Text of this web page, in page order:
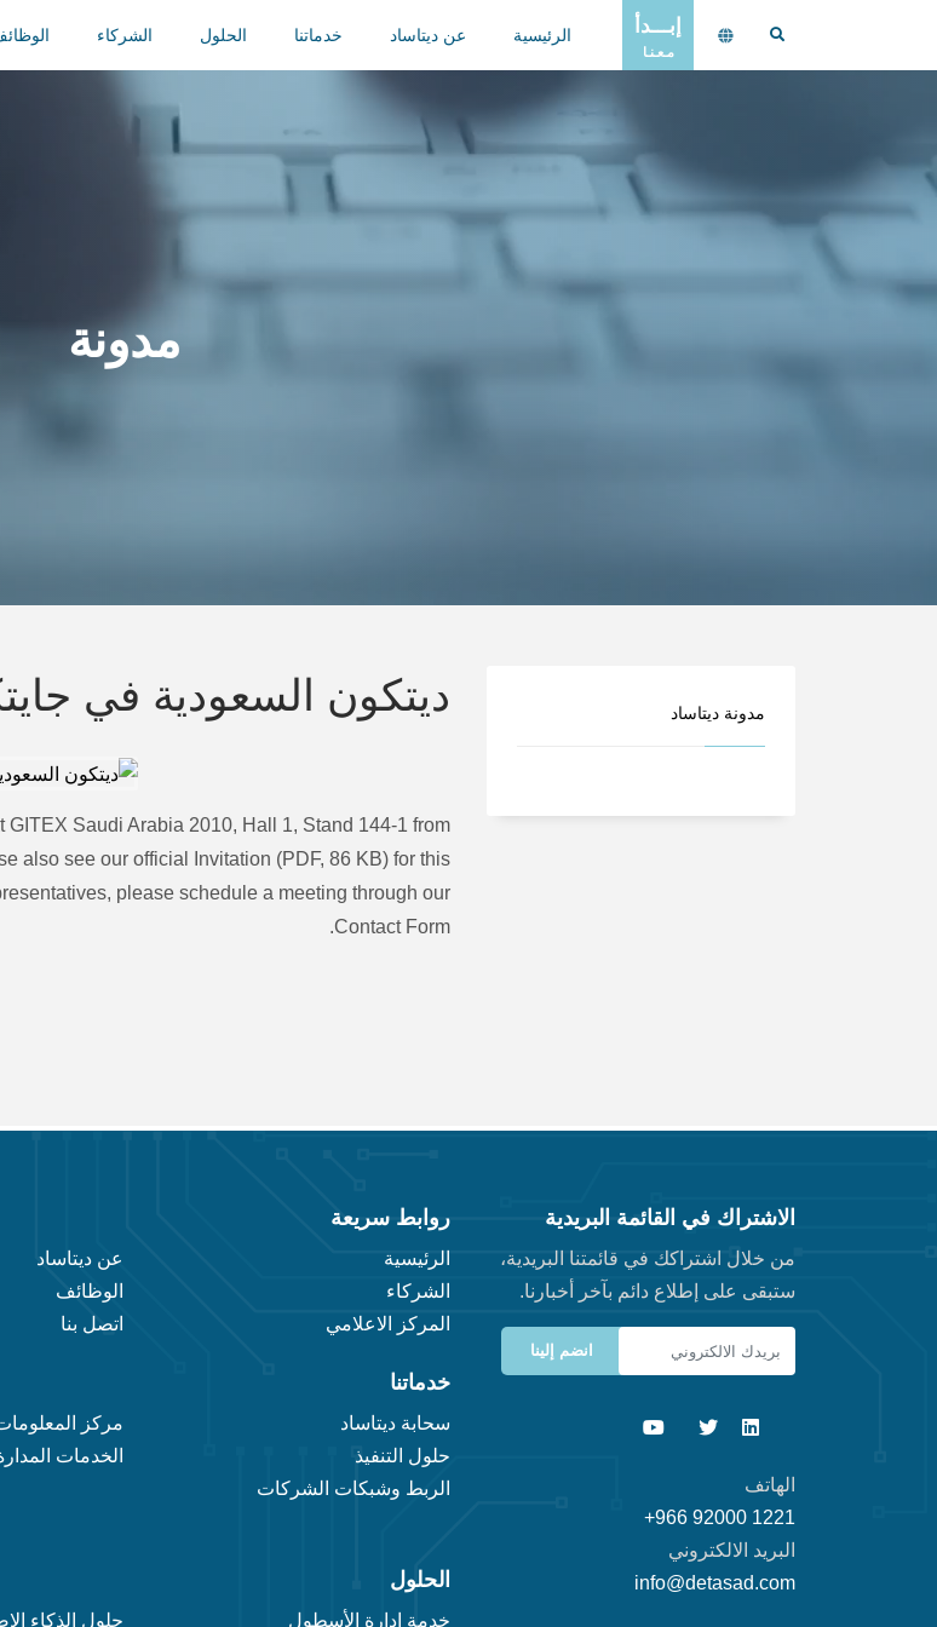
الرئيسية عن ديتاساد خدماتنا الحلول الشركاء إبـــدأ
مـعـنـا
مدونة
ديتكون السعودية في
Saudi Arabia 2010, Hall 1, Stand 144-1 from
also see our official Invitation (PDF, 86 KB) for this
please schedule a meeting through our
Contact Form.
مدونة ديتاساد
روابط سريعة
الرئيسية
عن ديتاساد
الشركاء
الوظائف
المركز الاعلامي
اتصل بنا
خدماتنا
سحابة ديتاساد
مركز
حلول التنفيذ
الخدمات
الربط وشبكات الشركات
الحلول
خدمة ادارة الأسطول‬‬ حلول الذكاء
الاشتراك في القائمة البريدية
من خلال اشتراكك في قائمتنا البريدية،
ستبقى على إطلاع دائم بآخر أخبارنا.
الهاتف
+966 92000 1221
البريد الالكتروني
info@detasad.com